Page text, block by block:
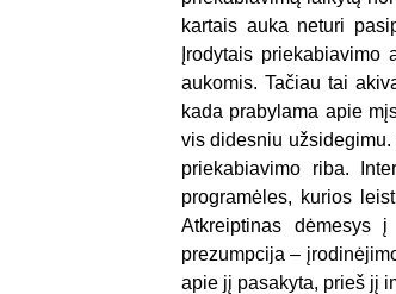
kartais auka neturi
Įrodytais
aukomis. Tačiau tai
kada prabylama apie
vis didesniu
priekabiavimo riba.
programėles, kurios
Atkreiptinas dėmesys
prezumpcija –
apie jį pasakyta, prieš jį